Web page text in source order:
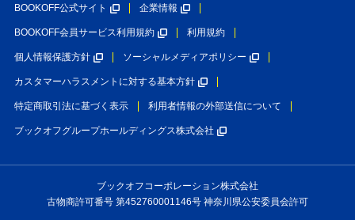
BOOKOFF公式サイト 企業情報
BOOKOFF会員サービス利用規約 利用規約
個人情報保護方針 ソーシャルメディアポリシー
カスタマーハラスメントに対する基本方針
特定商取引法に基づく表示 利用者情報の外部送信について
ブックオフグループホールディングス株式会社
ブックオフコーポレーション株式会社
古物商許可番号 第452760001146号 神奈川県公安委員会許可